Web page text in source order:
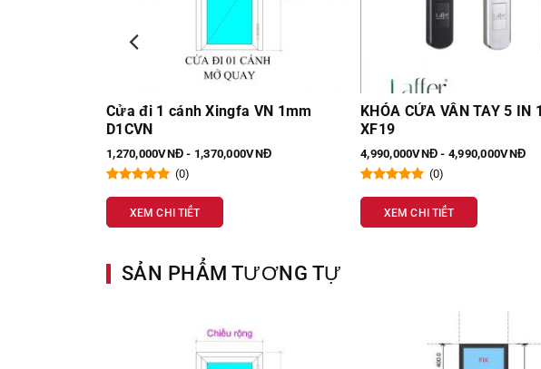
KHÓA CỬA VÂN TAY 5 IN 1 LAFFER
XF19
4,990,000VNĐ - 4,990,000VNĐ
(0)
XEM CHI TIẾT
Cửa xếp trượt nhôm
Đông hệ 63 – 3 cánh
2,050,000VNĐ - 2,150,000VNĐ
(0)
XEM CHI TIẾT
SẢN PHẨM TƯƠNG TỰ